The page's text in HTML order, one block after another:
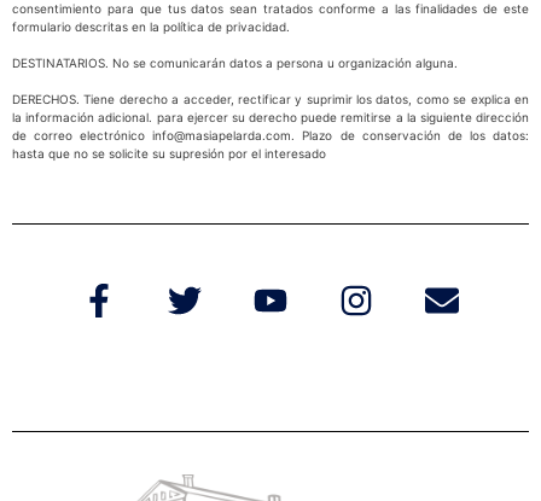
consentimiento para que tus datos sean tratados conforme a las finalidades de este
formulario descritas en la política de privacidad.
DESTINATARIOS. No se comunicarán datos a persona u organización alguna.
DERECHOS. Tiene derecho a acceder, rectificar y suprimir los datos, como se explica en
la información adicional. para ejercer su derecho puede remitirse a la siguiente dirección
de correo electrónico info@masiapelarda.com. Plazo de conservación de los datos:
hasta que no se solicite su supresión por el interesado